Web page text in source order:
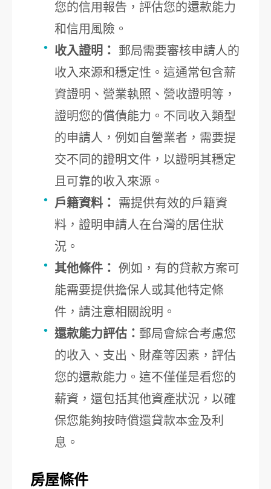
您的信用報告，評估您的還款能力
和信用風險。
收入證明：
郵局需要審核申請人的
收入來源和穩定性。這通常包含薪
資證明、營業執照、營收證明等，
證明您的償債能力。不同收入類型
的申請人，例如自營業者，需要提
交不同的證明文件，以證明其穩定
且可靠的收入來源。
戶籍資料：
需提供有效的戶籍資
料，證明申請人在台灣的居住狀
況。
其他條件： 例如，有的貸款方案可
能需要提供擔保人或其他特定條
件，請注意相關說明。
還款能力評估： 郵局會綜合考慮您
的收入、支出、財產等因素，評估
您的還款能力。這不僅僅是看您的
薪資，還包括其他資產狀況，以確
保您能夠按時償還貸款本金及利
息。
房屋條件